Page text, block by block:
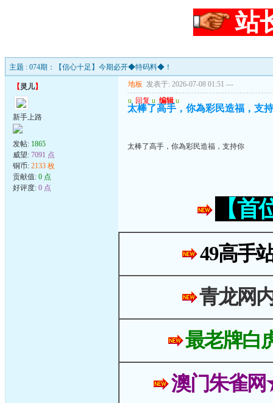
站
主题 : 074期：【信心十足】今期必开◆特码料◆！
【灵儿】
新手上路
发帖: 1865
威望: 7091 点
铜币: 2133 枚
贡献值: 0 点
好评度: 0 点
地板 发表于: 2026-07-08 01:51 ---
u 回复 u 编辑 u
太棒了高手，你為彩民造福，支
太棒了高手，你為彩民造福，支持你
【
49高手
青龙网
最老牌白
澳门朱雀